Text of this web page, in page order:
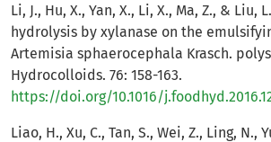
Li, J., Hu, X., Yan, X., Li, X., Ma, Z., & Liu,
hydrolysis by xylanase on the
Artemisia sphaerocephala Krasch.
Hydrocolloids. 76: 158-163.
https://doi.org/10.1016/
Liao, H., Xu, C., Tan, S., Wei, Z., Ling, N.,